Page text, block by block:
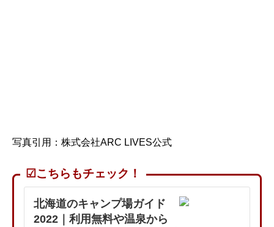
写真引用：株式会社ARC LIVES公式
☑こちらもチェック！
北海道のキャンプ場ガイド
2022｜利用無料や温泉から